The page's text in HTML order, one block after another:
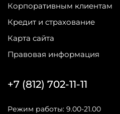
Корпоративным клиентам
Кредит и страхование
Карта сайта
Правовая информация
+7 (812) 702-11-11
Режим работы: 9.00-21.00